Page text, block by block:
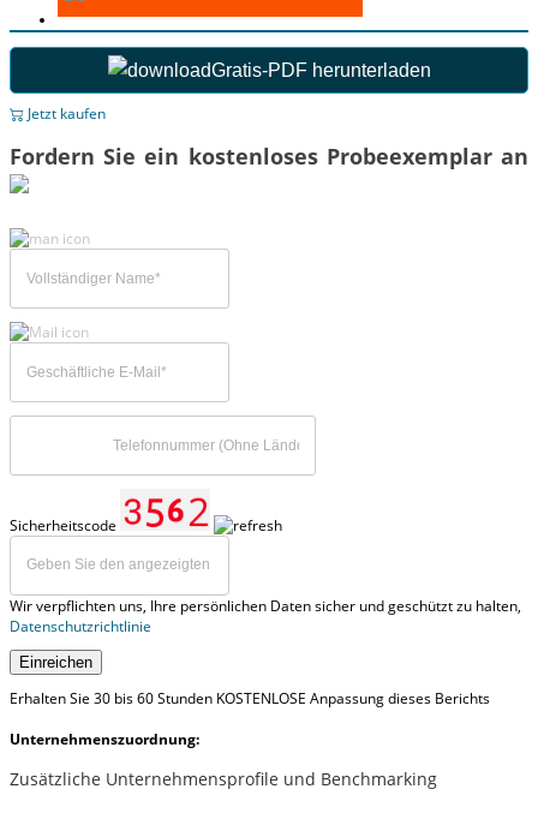
Gratis-PDF herunterladen
Jetzt kaufen
Fordern Sie ein kostenloses Probeexemplar an
Sicherheitscode
Wir verpflichten uns, Ihre persönlichen Daten sicher und geschützt zu halten,
Datenschutzrichtlinie
Einreichen
Erhalten Sie 30 bis 60 Stunden KOSTENLOSE Anpassung dieses Berichts
Unternehmenszuordnung:
Zusätzliche Unternehmensprofile und Benchmarking